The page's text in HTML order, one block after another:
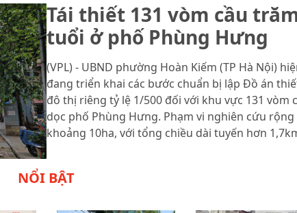
Tái thiết 131 vòm cầu
tuổi ở phố Phùng Hưng
(VPL) - UBND phường Hoàn Kiếm (TP Hà Nội)
đang triển khai các bước chuẩn bị lập Đồ án
đô thị riêng tỷ lệ 1/500 đối với khu vực 131 vòm
dọc phố Phùng Hưng. Phạm vi nghiên cứu rộng
khoảng 10ha, với tổng chiều dài tuyến hơn
NỔI BẬT